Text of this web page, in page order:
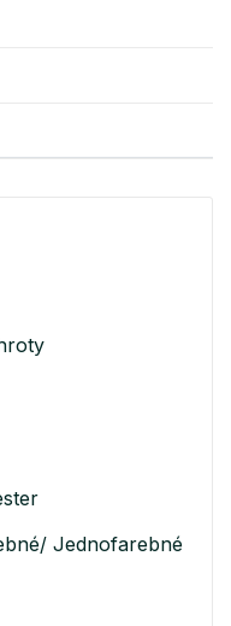
Jednofarebné